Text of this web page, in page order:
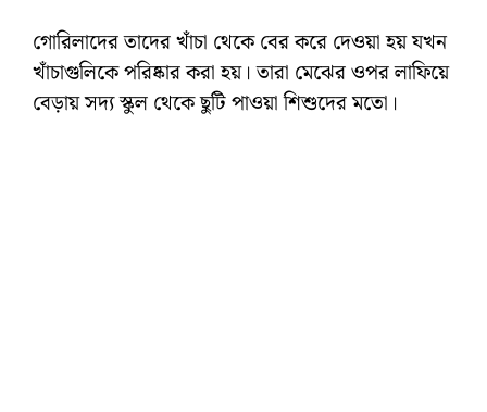
গোরিলাদের তাদের খাঁচা থেকে বের করে দেওয়া হয় যখন
খাঁচাগুলিকে পরিষ্কার করা হয়। তারা মেঝের ওপর লাফিয়ে
বেড়ায় সদ্য স্কুল থেকে ছুটি পাওয়া শিশুদের মতো।